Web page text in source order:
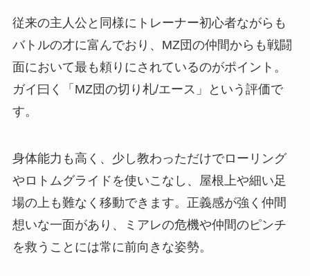
従来の主人公と同様にトレーナー初心者ながらも
バトルの才に富んでおり、MZ団の仲間からも戦闘
面において最も頼りにされているのがポイント。
ガイ曰く「MZ団の切り札/エース」という評価で
す。
身体能力も高く、少し教わっただけでローリング
やロトムグライドを使いこなし、屋根上や細い足
場の上も難なく移動できます。正義感が強く仲間
想いな一面があり、ミアレの危機や仲間のピンチ
を救うことには常に前向きな姿勢。